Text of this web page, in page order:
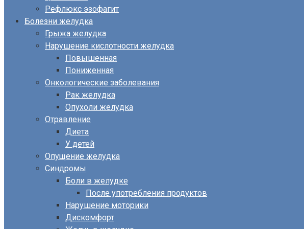
Рефлюкс эзофагит
Болезни желудка
Грыжа желудка
Нарушение кислотности желудка
Повышенная
Пониженная
Онкологические заболевания
Рак желудка
Опухоли желудка
Отравление
Диета
У детей
Опущение желудка
Синдромы
Боли в желудке
После употребления продуктов
Нарушение моторики
Дискомфорт